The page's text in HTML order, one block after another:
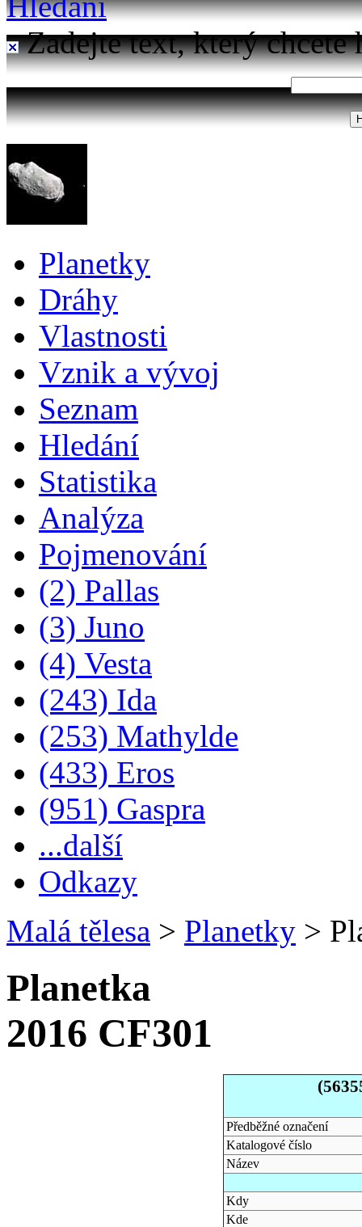
Zadejte text, který chcete
Planetky
Dráhy
Vlastnosti
Vznik a vývoj
Seznam
Hledání
Statistika
Analýza
Pojmenování
(2) Pallas
(3) Juno
(4) Vesta
(243) Ida
(253) Mathylde
(433) Eros
(951) Gaspra
...další
Odkazy
Malá tělesa > Planetky >
Planetka
2016 CF301
Předběžné označení
Katalogové číslo
Název
Kdy
Kde